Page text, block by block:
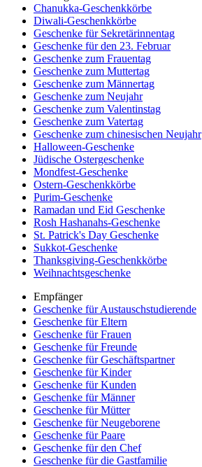
Chanukka-Geschenkkörbe
Diwali-Geschenkkörbe
Geschenke für Sekretärinnentag
Geschenke für den 23. Februar
Geschenke zum Frauentag
Geschenke zum Muttertag
Geschenke zum Männertag
Geschenke zum Neujahr
Geschenke zum Valentinstag
Geschenke zum Vatertag
Geschenke zum chinesischen Neujahr
Halloween-Geschenke
Jüdische Ostergeschenke
Mondfest-Geschenke
Ostern-Geschenkkörbe
Purim-Geschenke
Ramadan und Eid Geschenke
Rosh Hashanahs-Geschenke
St. Patrick's Day Geschenke
Sukkot-Geschenke
Thanksgiving-Geschenkkörbe
Weihnachtsgeschenke
Empfänger
Geschenke für Austauschstudierende
Geschenke für Eltern
Geschenke für Frauen
Geschenke für Freunde
Geschenke für Geschäftspartner
Geschenke für Kinder
Geschenke für Kunden
Geschenke für Männer
Geschenke für Mütter
Geschenke für Neugeborene
Geschenke für Paare
Geschenke für den Chef
Geschenke für die Gastfamilie